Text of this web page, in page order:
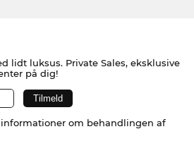
lidt luksus. Private Sales, eksklusive
på dig!
om behandlingen af